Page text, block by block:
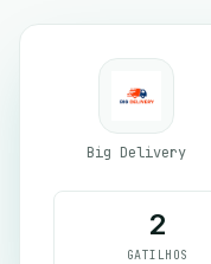
Big Delivery
2
GATILHOS